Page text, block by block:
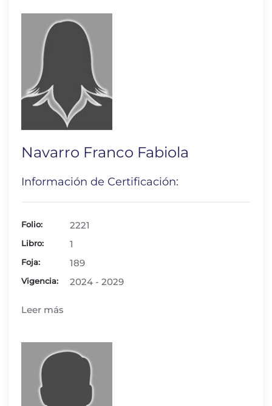
Navarro Franco Fabiola
Información de Certificación:
Folio: 2221
Libro: 1
Foja: 189
Vigencia: 2024 - 2029
Leer más